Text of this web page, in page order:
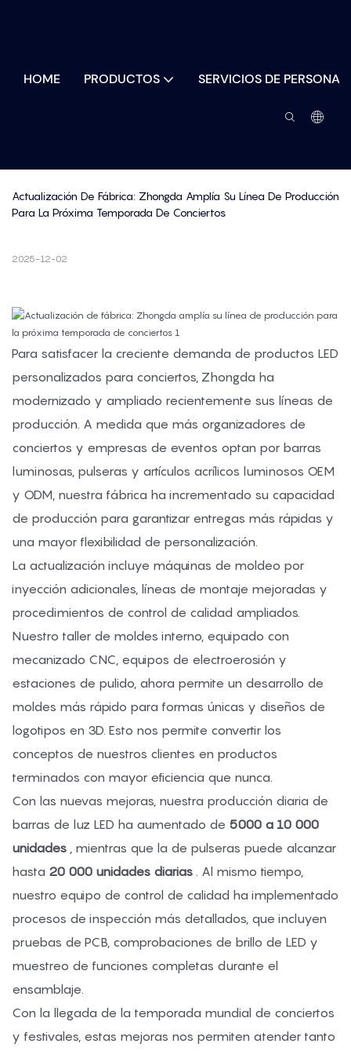
HOME PRODUCTOS SERVICIOS DE
Actualización De Fábrica: Zhongda Amplía Su Línea De Producción
Para La Próxima Temporada De Conciertos
2025-12-02
Para satisfacer la creciente demanda de productos LED
personalizados para conciertos, Zhongda ha
modernizado y ampliado recientemente sus líneas de
producción. A medida que más organizadores de
conciertos y empresas de eventos optan por barras
luminosas, pulseras y artículos acrílicos luminosos OEM
y ODM, nuestra fábrica ha incrementado su capacidad
de producción para garantizar entregas más rápidas y
una mayor flexibilidad de personalización.
La actualización incluye máquinas de moldeo por
inyección adicionales, líneas de montaje mejoradas y
procedimientos de control de calidad ampliados.
Nuestro taller de moldes interno, equipado con
mecanizado CNC, equipos de electroerosión y
estaciones de pulido, ahora permite un desarrollo de
moldes más rápido para formas únicas y diseños de
logotipos en 3D. Esto nos permite convertir los
conceptos de nuestros clientes en productos
terminados con mayor eficiencia que nunca.
Con las nuevas mejoras, nuestra producción diaria de
barras de luz LED ha aumentado de 5000 a 10 000
unidades , mientras que la de pulseras puede alcanzar
hasta 20 000 unidades diarias . Al mismo tiempo,
nuestro equipo de control de calidad ha implementado
procesos de inspección más detallados, que incluyen
pruebas de PCB, comprobaciones de brillo de LED y
muestreo de funciones completas durante el
ensamblaje.
Con la llegada de la temporada mundial de conciertos
y festivales, estas mejoras nos permiten atender tanto